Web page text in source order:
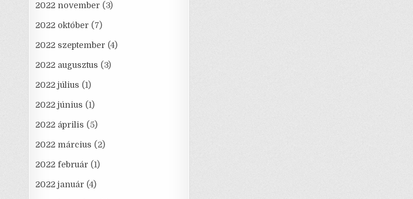
2022 november (3)
2022 október (7)
2022 szeptember (4)
2022 augusztus (3)
2022 július (1)
2022 június (1)
2022 április (5)
2022 március (2)
2022 február (1)
2022 január (4)